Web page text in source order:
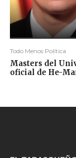
Todo Menos Política
Masters del
oficial de He-